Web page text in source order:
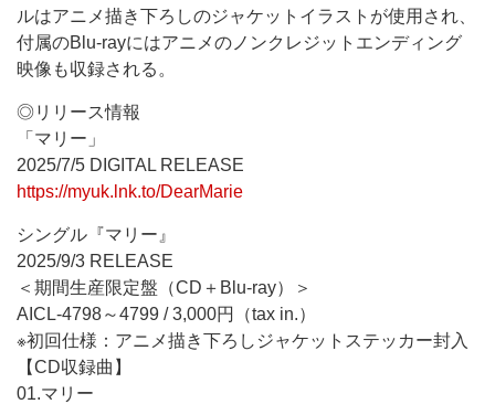
ルはアニメ描き下ろしのジャケットイラストが使用され、
付属のBlu-rayにはアニメのノンクレジットエンディング
映像も収録される。
◎リリース情報
「マリー」
2025/7/5 DIGITAL RELEASE
https://myuk.lnk.to/DearMarie
シングル『マリー』
2025/9/3 RELEASE
＜期間生産限定盤（CD＋Blu-ray）＞
AICL-4798～4799 / 3,000円（tax in.）
※初回仕様：アニメ描き下ろしジャケットステッカー封入
【CD収録曲】
01.マリー